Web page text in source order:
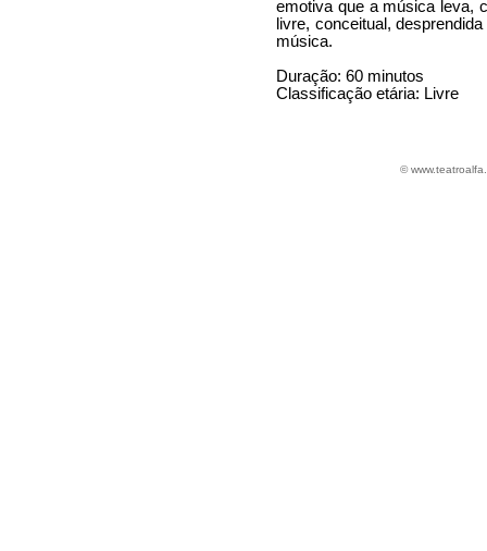
emotiva que a música leva,
livre, conceitual,
música.
Duração: 60 minutos
Classificação etária: Livre
©